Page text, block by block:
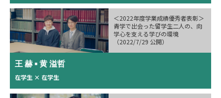
＜2022年度学業成績優秀者表彰＞
青学で出会った留学生二人の、向
学心を支える学びの環境
（2022/7/29 公開）
王 赫 × 黄 溢哲
在学生 × 在学生